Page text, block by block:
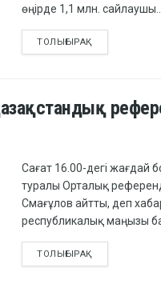
өңірде 1,1 млн. сайлаушы...
ТОЛЫҒЫРАҚ
Сағат 16.00-дегі жағдай
туралы Орталық
Смағұлов айтты, деп
республикалық маңызы
ТОЛЫҒЫРАҚ